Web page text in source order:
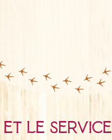
le service